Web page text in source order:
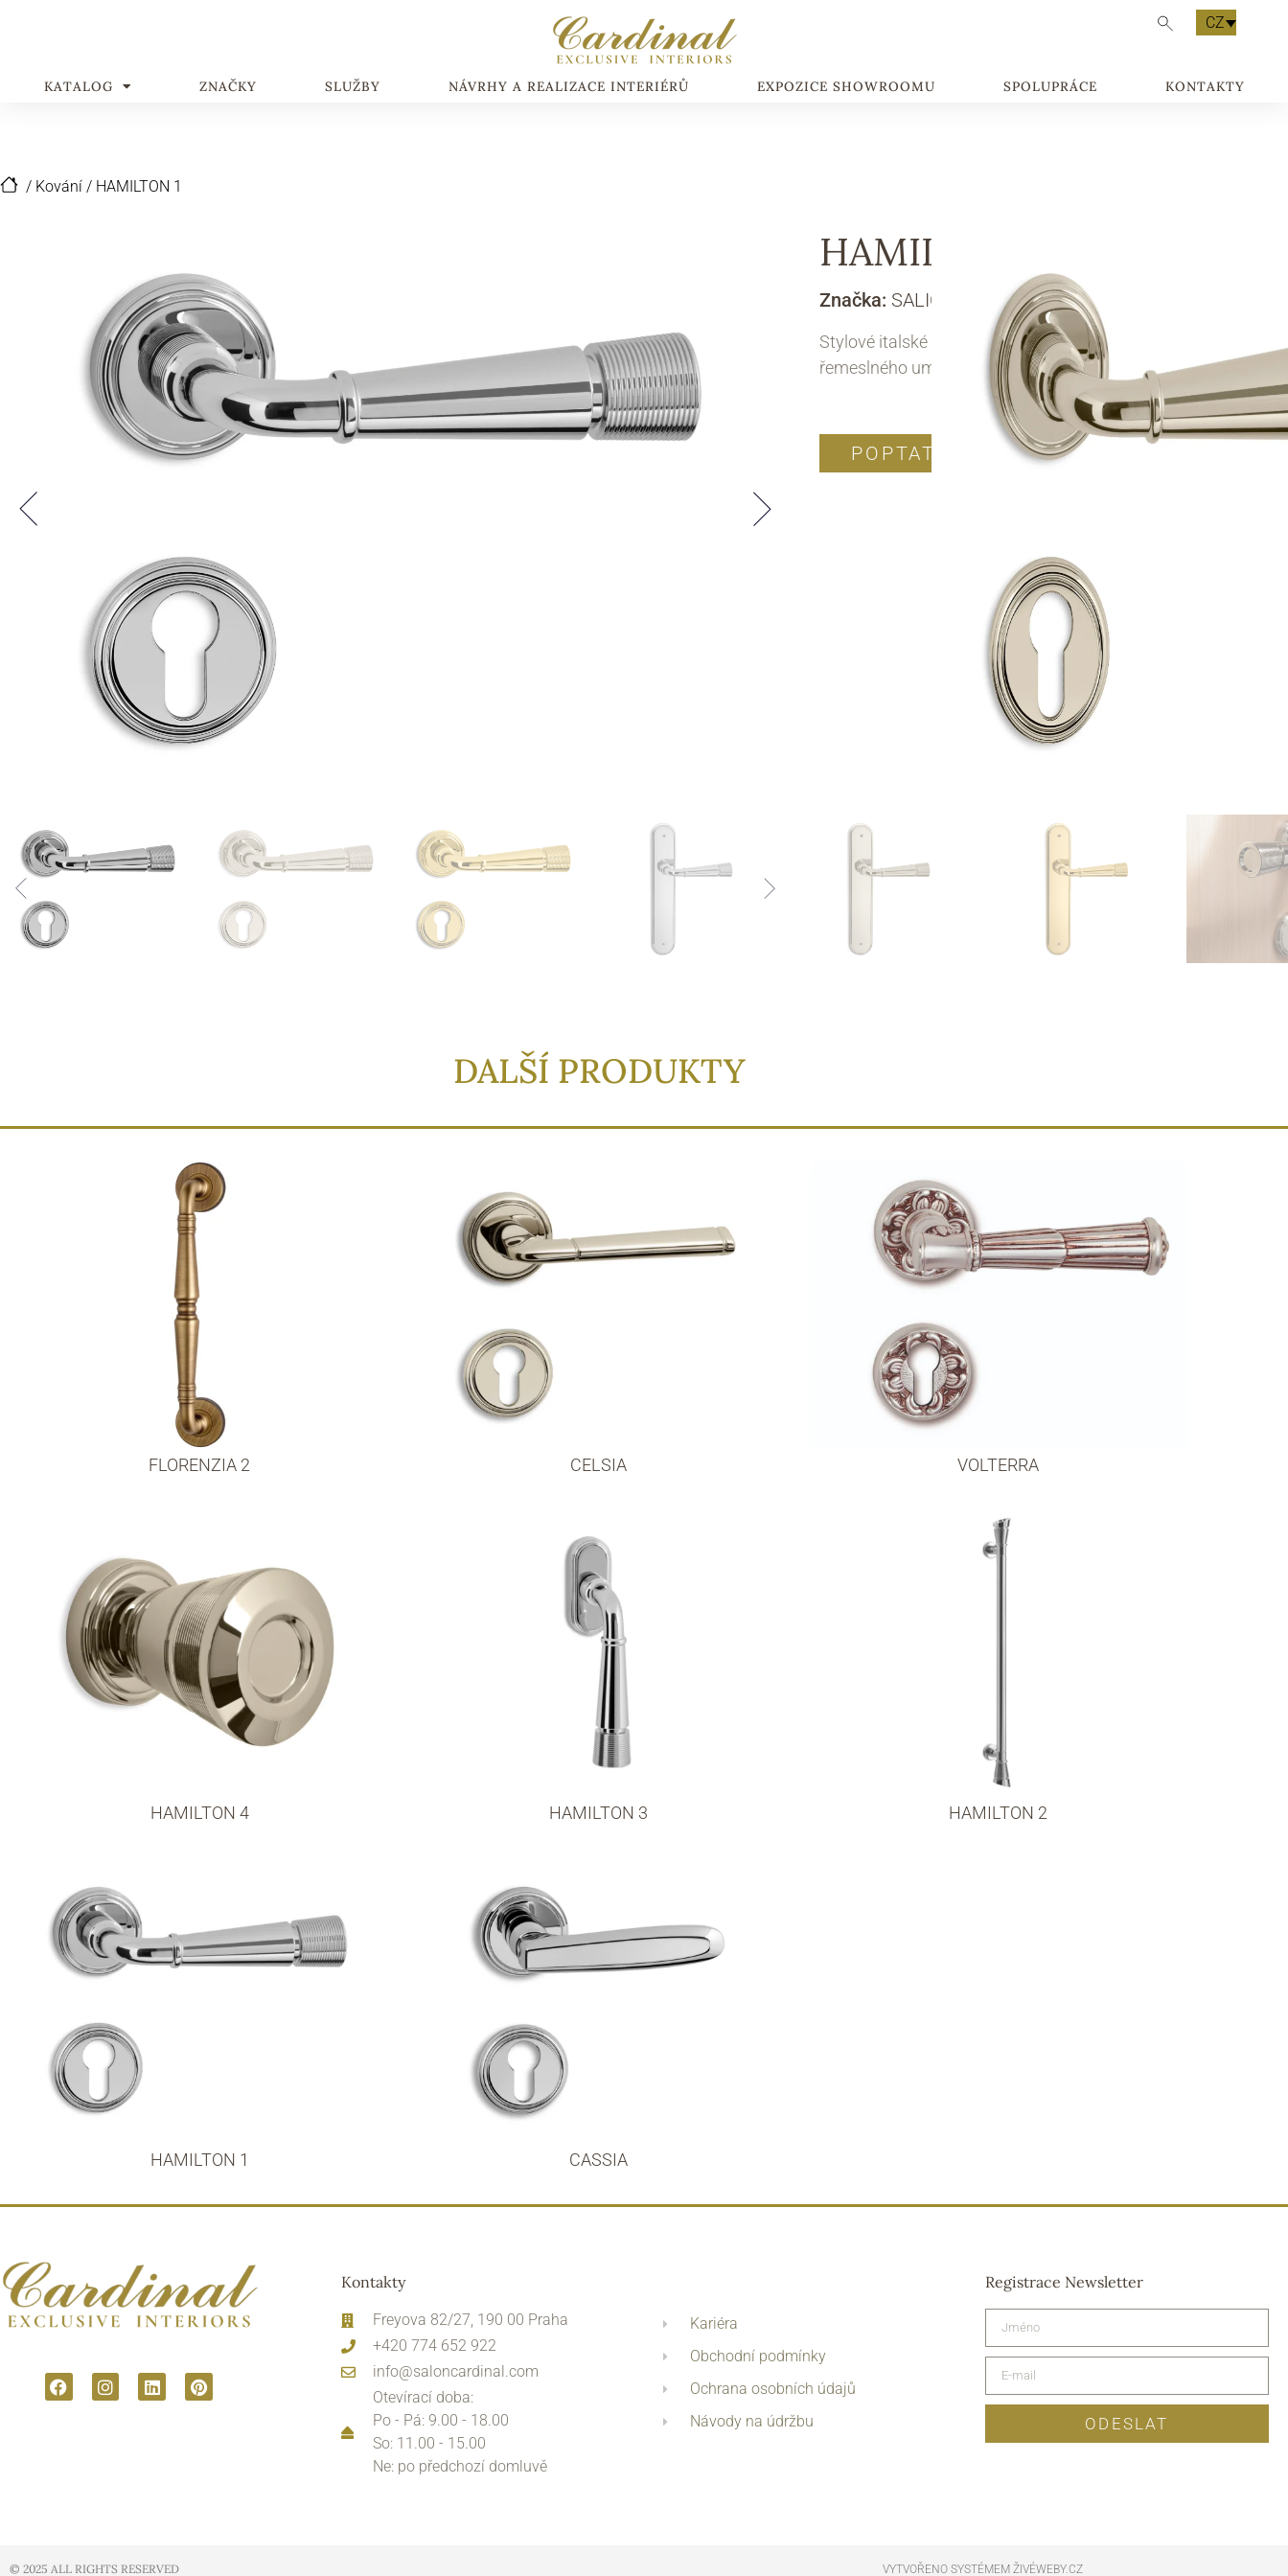
CZ
KATALOG ZNAČKY SLUŽBY NÁVRHY A REALIZACE INTERIÉRŮ EXPOZICE SHOWROOMU SPOLUPRÁCE KONTAKTY
/ Kování / HAMILTON 1
HAMILTON 1
Značka: SALICE PAOLO
Stylové italské kliky HAMILTON jsou symbolem
řemeslného umění Made in Italy.
POPTAT PRODUKT
DALŠÍ PRODUKTY
FLORENZIA 2 CELSIA VOLTERRA
HAMILTON 4 HAMILTON 3 HAMILTON 2
HAMILTON 1 CASSIA
Kontakty
Freyova 82/27, 190 00 Praha
+420 774 652 922
info@saloncardinal.com
Otevírací doba:
Po - Pá: 9.00 - 18.00
So: 11.00 - 15.00
Ne: po předchozí domluvě
Kariéra
Obchodní podmínky
Ochrana osobních údajů
Návody na údržbu
Registrace Newsletter
ODESLAT
© 2025 ALL RIGHTS RESERVED​ VYTVOŘENO SYSTÉMEM ŽIVÉWEBY.CZ